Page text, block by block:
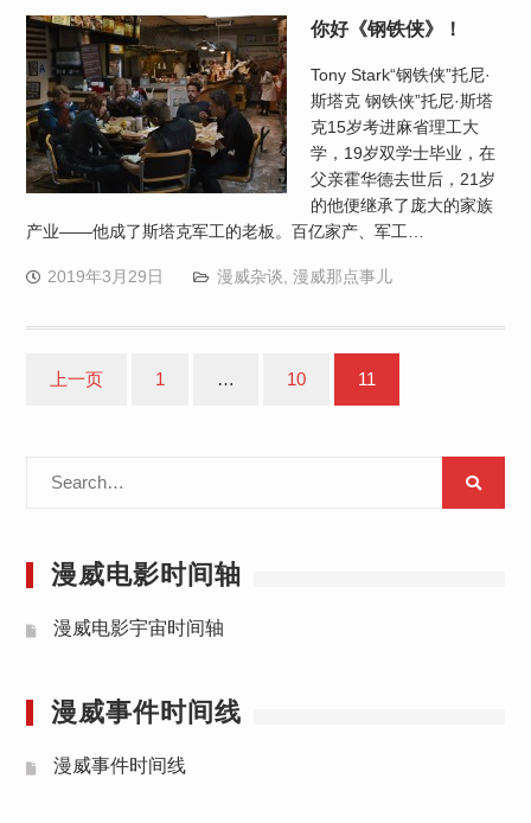
你好《钢铁侠》！
Tony Stark“钢铁侠”托尼·
斯塔克 钢铁侠”托尼·斯塔
克15岁考进麻省理工大
学，19岁双学士毕业，在
父亲霍华德去世后，21岁
的他便继承了庞大的家族
产业——他成了斯塔克军工的老板。百亿家产、军工…
2019年3月29日 漫威杂谈 漫威那点事儿
上一页 1 … 10 11
漫威电影时间轴
漫威电影宇宙时间轴
漫威事件时间线
漫威事件时间线